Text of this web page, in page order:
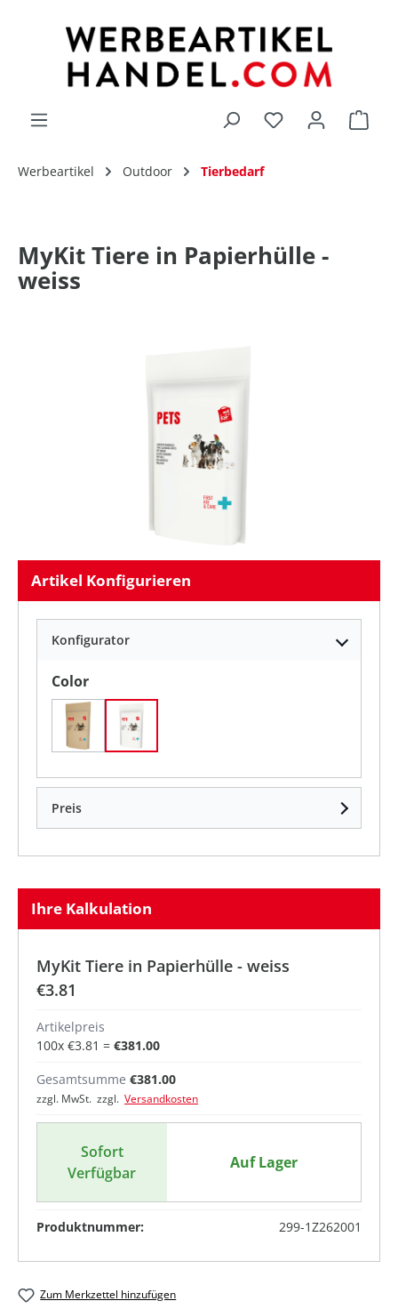
Du hast 0
Werbeartikel Outdoor Tierbedarf
MyKit Tiere in Papierhülle -
weiss
Artikel Konfigurieren
Konfigurator
Colorauswählen
KraftpapierWeiß
Preis
Ihre Kalkulation
MyKit Tiere in Papierhülle - weiss
€3.81
Artikelpreis
100x €3.81 = €381.00
Gesamtsumme €381.00
zzgl. MwSt. zzgl. Versandkosten
Sofort
Verfügbar
Auf Lager
Produktnummer: 299-1Z262001
Zum Merkzettel hinzufügen